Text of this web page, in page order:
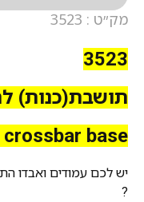
מק״ט : 3523
3523
תושבת(כנות)
crossbar base
יש לכם עמודים ואבדו
?